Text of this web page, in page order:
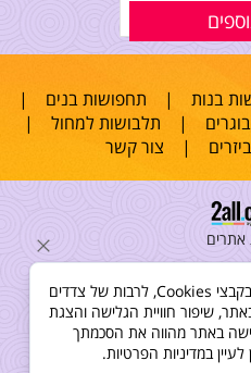
בנות | תחפושות בנים |
| תלבושות למחול |
| צור קשר
אתרים
לידיעתך, באתרנו נעשה שימוש בקבצי Cookies, לרבות של צדדים
שיפור חוויית הגלישה והצגת
באתר מהווה את הסכמתך
במדיניות הפרטיות.